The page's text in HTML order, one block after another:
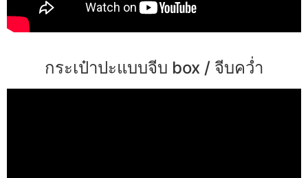
กระเป๋าปะแบบจีบ box / จีบคว่ำ